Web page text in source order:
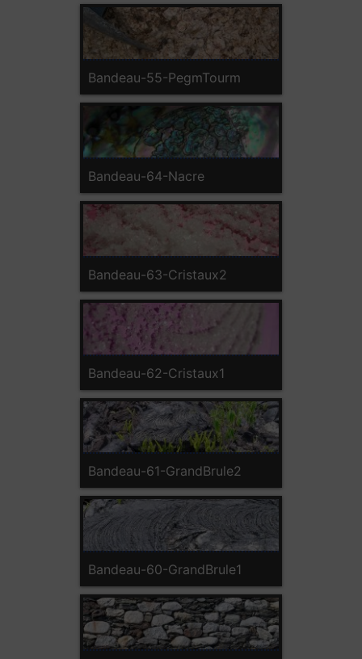
Bandeau-55-PegmTourm
Bandeau-64-Nacre
Bandeau-63-Cristaux2
Bandeau-62-Cristaux1
Bandeau-61-GrandBrule2
Bandeau-60-GrandBrule1